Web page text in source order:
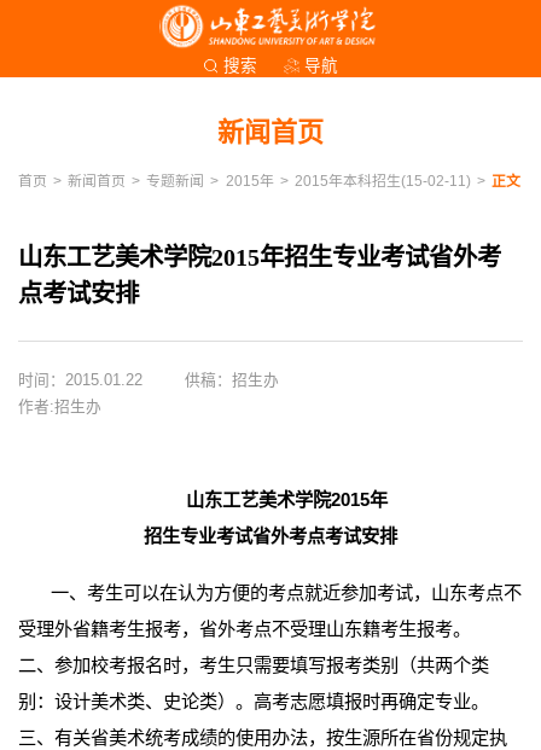
搜索 导航
新闻首页
首页 > 新闻首页 > 专题新闻 > 2015年 > 2015年本科招生(15-02-11) > 正文
山东工艺美术学院2015年招生专业考试省外考
点考试安排
时间：2015.01.22
供稿：招生办
作者:招生办
山东工艺美术学院2015年
招生专业考试省外考点考试安排
一、考生可以在认为方便的考点就近参加考试，山东考点不
受理外省籍考生报考，省外考点不受理山东籍考生报考。
二、参加校考报名时，考生只需要填写报考类别（共两个类
别：设计美术类、史论类）。高考志愿填报时再确定专业。
三、有关省美术统考成绩的使用办法，按生源所在省份规定执